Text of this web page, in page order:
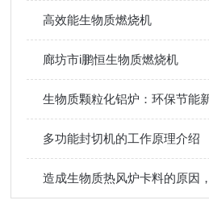
高效能生物质燃烧机
廊坊市i鹏恒生物质燃烧机
生物质颗粒化铝炉：环保节能
多功能封切机的工作原理介绍
造成生物质热风炉卡料的原因